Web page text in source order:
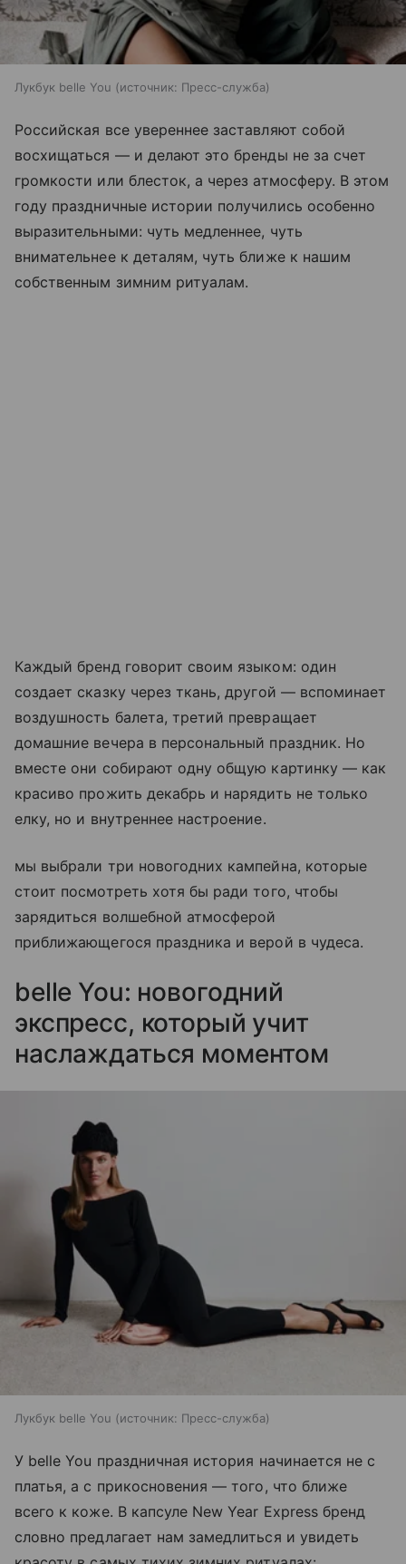
Лукбук belle You источник: Пресс-служба
Российская все увереннее заставляют собой
восхищаться — и делают это бренды не за счет
громкости или блесток, а через атмосферу. В этом
году праздничные истории получились особенно
выразительными: чуть медленнее, чуть
внимательнее к деталям, чуть ближе к нашим
собственным зимним ритуалам.
Каждый бренд говорит своим языком: один
создает сказку через ткань, другой — вспоминает
воздушность балета, третий превращает
домашние вечера в персональный праздник. Но
вместе они собирают одну общую картинку — как
красиво прожить декабрь и нарядить не только
елку, но и внутреннее настроение.
мы выбрали три новогодних кампейна, которые
стоит посмотреть хотя бы ради того, чтобы
зарядиться волшебной атмосферой
приближающегося праздника и верой в чудеса.
belle You: новогодний
экспресс, который учит
наслаждаться моментом
Лукбук belle You источник: Пресс-служба
У belle You праздничная история начинается не с
платья, а с прикосновения — того, что ближе
всего к коже. В капсуле New Year Express бренд
словно предлагает нам замедлиться и увидеть